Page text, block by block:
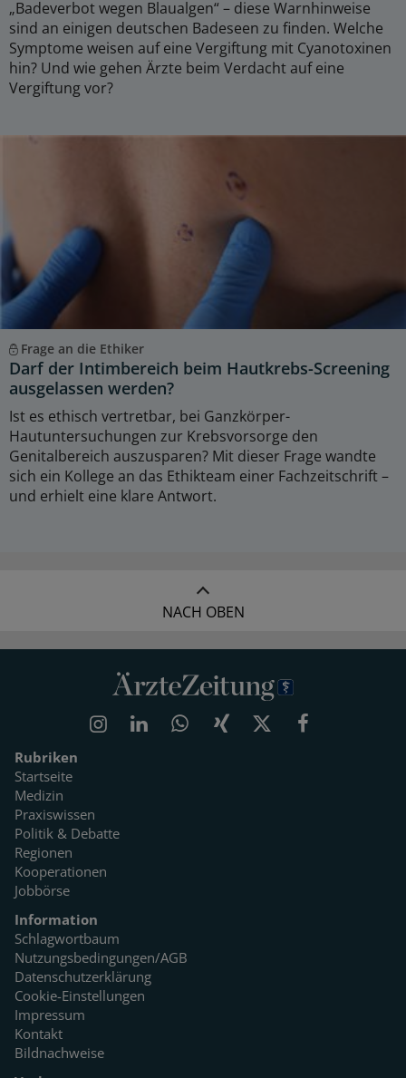
„Badeverbot wegen Blaualgen“ – diese Warnhinweise
sind an einigen deutschen Badeseen zu finden. Welche
Symptome weisen auf eine Vergiftung mit Cyanotoxinen
hin? Und wie gehen Ärzte beim Verdacht auf eine
Vergiftung vor?
Frage an die Ethiker
Darf der Intimbereich beim Hautkrebs-Screening
ausgelassen werden?
Ist es ethisch vertretbar, bei Ganzkörper-
Hautuntersuchungen zur Krebsvorsorge den
Genitalbereich auszusparen? Mit dieser Frage wandte
sich ein Kollege an das Ethikteam einer Fachzeitschrift –
und erhielt eine klare Antwort.
NACH OBEN
Rubriken
Startseite
Medizin
Praxiswissen
Politik & Debatte
Regionen
Kooperationen
Jobbörse
Information
Schlagwortbaum
Nutzungsbedingungen/AGB
Datenschutzerklärung
Cookie-Einstellungen
Impressum
Kontakt
Bildnachweise